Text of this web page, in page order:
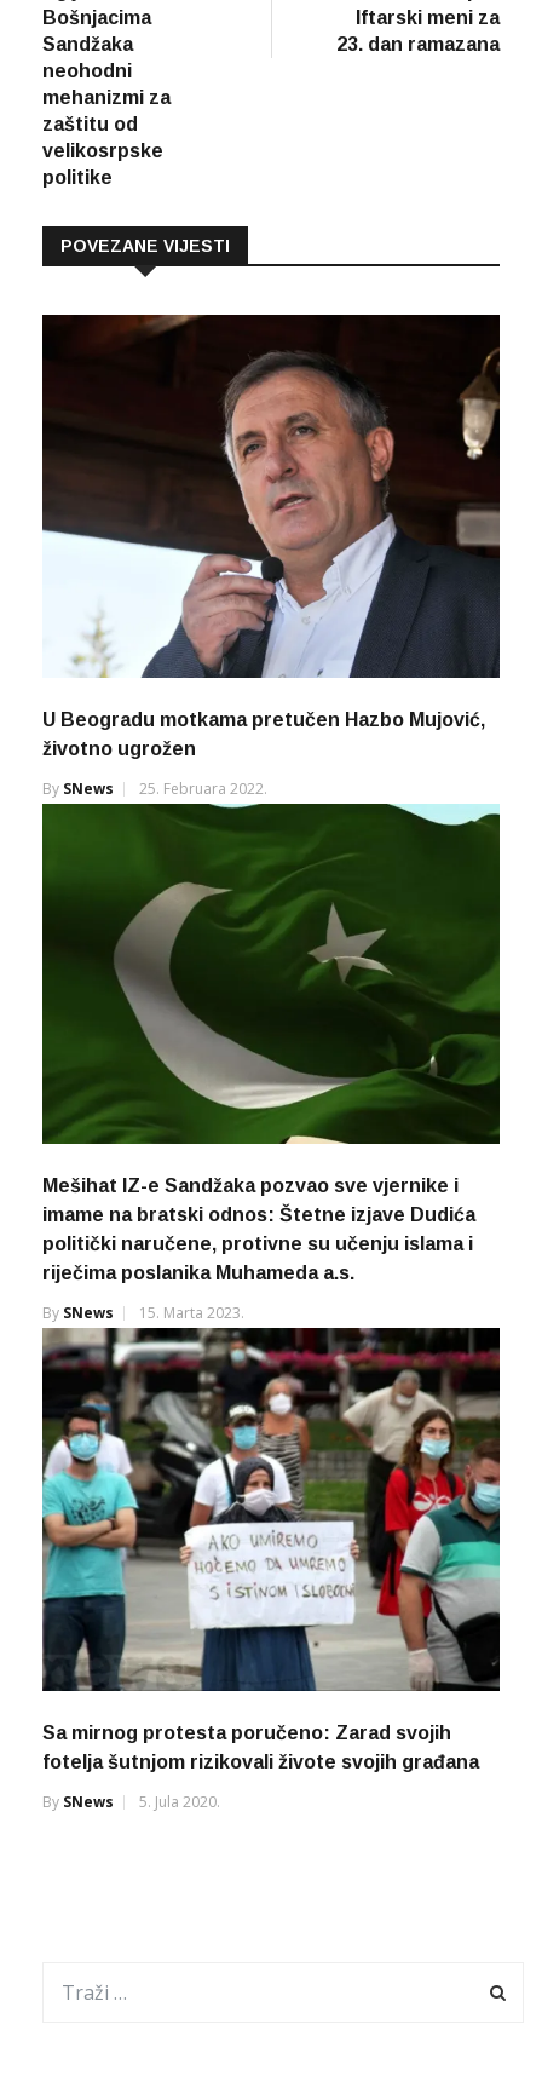
Bošnjacima
Sandžaka
neohodni
mehanizmi za
zaštitu od
velikosrpske
politike
Iftarski meni za
23. dan ramazana
POVEZANE VIJESTI
U Beogradu motkama pretučen Hazbo Mujović,
životno ugrožen
By SNews 25. Februara 2022.
Mešihat IZ-e Sandžaka pozvao sve vjernike i
imame na bratski odnos: Štetne izjave Dudića
politički naručene, protivne su učenju islama i
riječima poslanika Muhameda a.s.
By SNews 15. Marta 2023.
Sa mirnog protesta poručeno: Zarad svojih
fotelja šutnjom rizikovali živote svojih građana
By SNews 5. Jula 2020.